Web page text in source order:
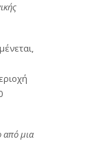
από μια